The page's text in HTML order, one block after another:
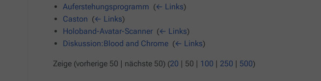
Auferstehungsprogramm (← Links)
Caston (← Links)
Holoband-Avatar-Scanner (← Links)
Diskussion:Blood and Chrome (← Links)
Zeige (vorherige 50 | nächste 50) (20 | 50 | 100 | 250 | 500)